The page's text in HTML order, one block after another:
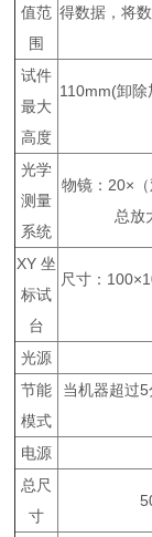
值范
围
得数据，将
试件
最大
高度
110mm(卸除
光学
测量
系统
物镜：20×
总放
XY 坐
标试
台
尺寸：
光源
节能
模式
当机器超过
电源
总尺
寸